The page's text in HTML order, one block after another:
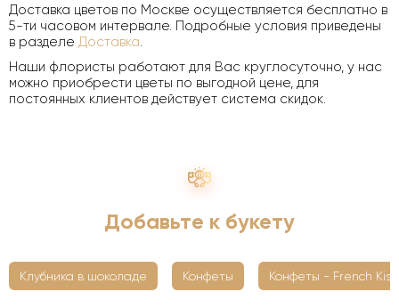
Доставка цветов по Москве осуществляется бесплатно в
5-ти часовом интервале. Подробные условия приведены
в разделе Доставка.
Наши флористы работают для Вас круглосуточно, у нас
можно приобрести цветы по выгодной цене, для
постоянных клиентов действует система скидок.
Добавьте к букету
Клубника в шоколаде Конфеты Конфеты - French Kiss